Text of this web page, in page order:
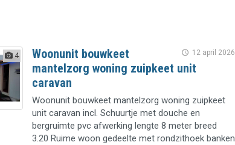
4 12 april 2026
Woonunit bouwkeet
mantelzorg woning zuipkeet unit
caravan
Woonunit bouwkeet mantelzorg woning zuipkeet
unit caravan incl. Schuurtje met douche en
bergruimte pvc afwerking lengte 8 meter breed
3.20 Ruime woon gedeelte met rondzithoek banken